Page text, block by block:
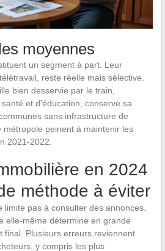
moyennes
un segment à part. Leur
reste réelle mais sélective.
bien desservie par le train,
et d’éducation, conserve sa
sans infrastructure de
peinent à maintenir les
2021-2022.
en 2024
méthode à éviter
limite pas à consulter des annonces.
elle-même détermine en grande
final. Plusieurs erreurs reviennent
y compris les plus